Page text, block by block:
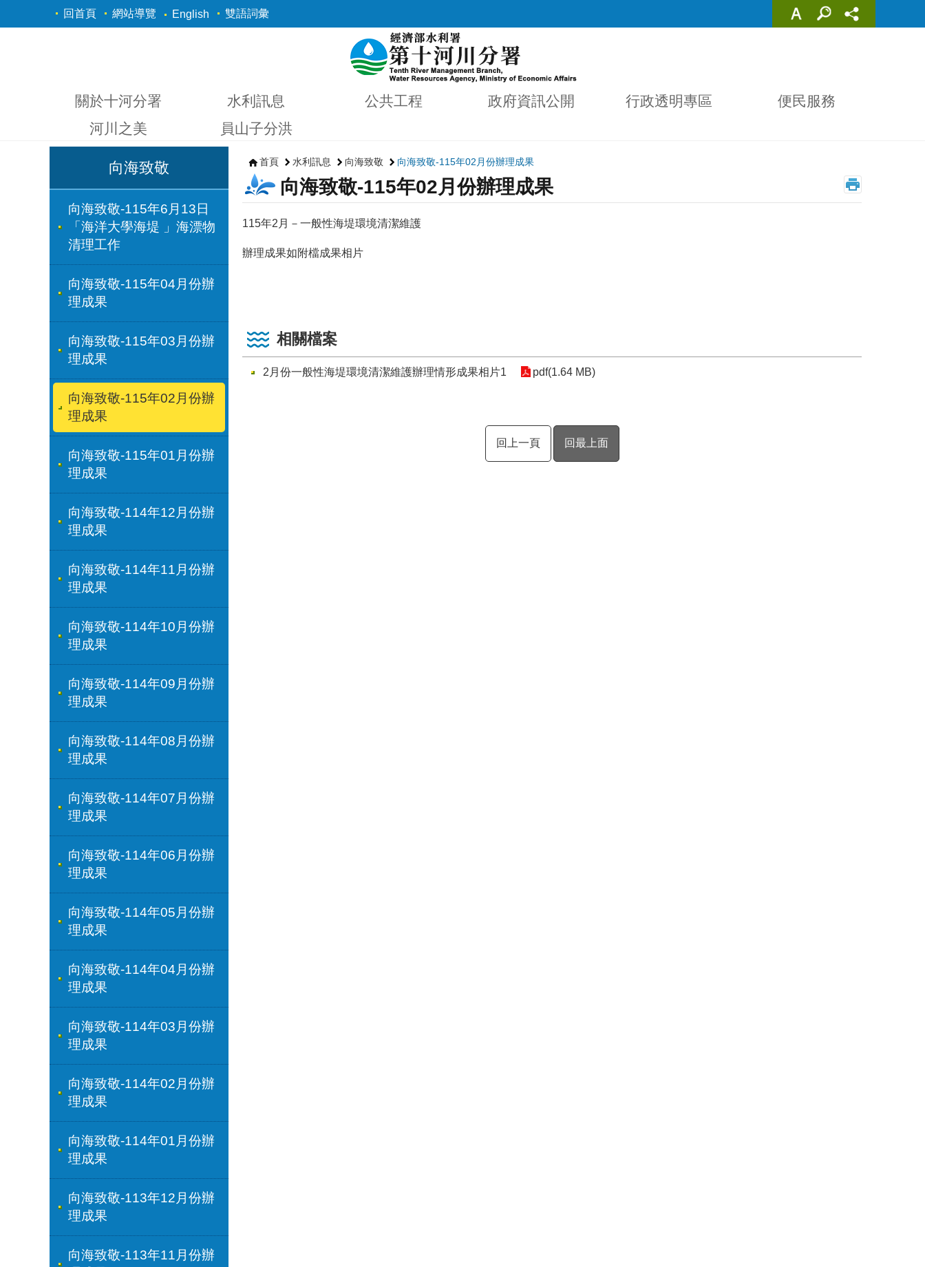
跳到主要內容區塊
回首頁 網站導覽 English 雙語詞彙
關於十河分署 水利訊息 公共工程 政府資訊公開 行政透明專區
便民服務
河川之美
員山子分洪
向海致敬
向海致敬-115年6月13日
「海洋大學海堤 」海漂物
清理工作
向海致敬-115年04月份辦
理成果
向海致敬-115年03月份辦
理成果
向海致敬-115年02月份辦
理成果
向海致敬-115年01月份辦
理成果
向海致敬-114年12月份辦
理成果
向海致敬-114年11月份辦
理成果
向海致敬-114年10月份辦
理成果
向海致敬-114年09月份辦
理成果
向海致敬-114年08月份辦
理成果
向海致敬-114年07月份辦
理成果
向海致敬-114年06月份辦
理成果
向海致敬-114年05月份辦
理成果
向海致敬-114年04月份辦
理成果
向海致敬-114年03月份辦
理成果
向海致敬-114年02月份辦
理成果
向海致敬-114年01月份辦
理成果
向海致敬-113年12月份辦
理成果
向海致敬-113年11月份辦
首頁 水利訊息 向海致敬 向海致敬-115年02月份辦理成果
向海致敬-115年02月份辦理成果
115年2月－一般性海堤環境清潔維護
辦理成果如附檔成果相片
相關檔案
2月份一般性海堤環境清潔維護辦理情形成果相片1 pdf(1.64 MB)
回上一頁 回最上面